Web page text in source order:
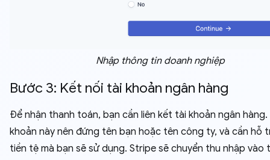
Nhập thông tin doanh nghiệp
Bước 3: Kết nối tài khoản ngân hàng
Để nhận thanh toán, bạn cần liên kết tài khoản ngân hàng.
khoản này nên đứng tên bạn hoặc tên công ty, và cần hỗ
tiền tệ mà bạn sẽ sử dụng. Stripe sẽ chuyển thu nhập vào